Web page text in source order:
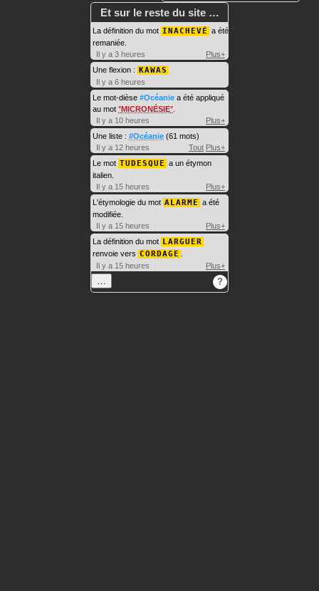
Et sur le reste du site …
La définition du mot INACHEVÉ a été
remaniée.
Il y a 3 heures
Plus+
Une flexion :
KAWAS
Il y a 6 heures
Le mot-dièse #Océanie a été appliqué
au mot MICRONÉSIE
Il y a 10 heures
Plus+
Une liste : #Océanie (61 mots)
Il y a 12 heures
Tout Plus+
Le mot TUDESQUE a un étymon
italien.
Il y a 15 heures
Plus+
L'étymologie du mot ALARME a été
modifiée.
Il y a 15 heures
Plus+
La définition du mot LARGUER
renvoie vers CORDAGE
Il y a 15 heures
Plus+
… ?